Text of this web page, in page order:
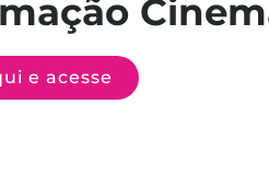
e acesse